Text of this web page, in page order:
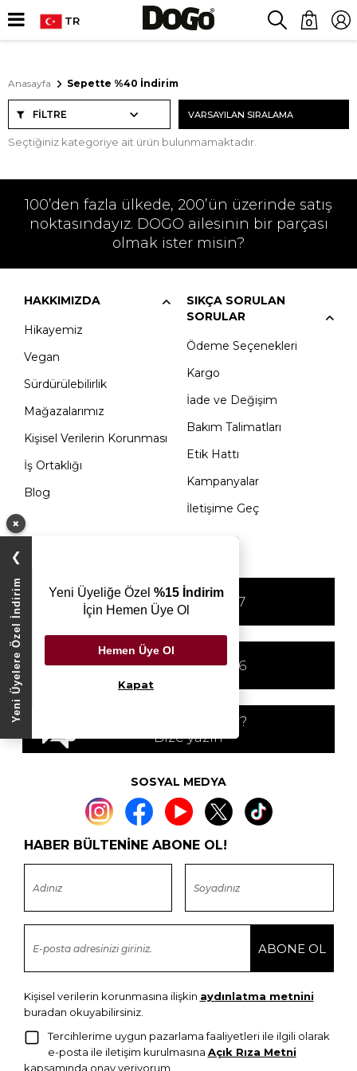
TR 0
Anasayfa Sepette %40 İndirim
FILTRE
Seçtiğiniz kategoriye ait ürün bulunmamaktadır.
100’den fazla ülkede, 200’ün üzerinde satış
noktasındayız. DOGO ailesinin bir parçası
olmak ister misin?
HAKKIMIZDA
Hikayemiz
Vegan
Sürdürülebilirlik
Mağazalarımız
Kişisel Verilerin Korunması
İş Ortaklığı
Blog
SIKÇA SORULAN
SORULAR
Ödeme Seçenekleri
Kargo
İade ve Değişim
Bakım Talimatları
Etik Hattı
Kampanyalar
İletişime Geç
+90 536 283 02 27
+90 850 277 36 46
Sorunuz mu var?
Bize yazın
SOSYAL MEDYA
HABER BÜLTENİNE ABONE OL!
Kişisel verilerin korunmasına ilişkin aydınlatma metnini
buradan okuyabilirsiniz.
Tercihlerime uygun pazarlama faaliyetleri ile ilgili olarak
e-posta ile iletişim kurulmasına Açık Rıza Metni
kapsamında onay veriyorum.
×
❯
Yeni Üyelere Özel İndirim Yeni Üyeliğe Özel %15 İndirim
İçin Hemen Üye Ol
Hemen Üye Ol
Kapat